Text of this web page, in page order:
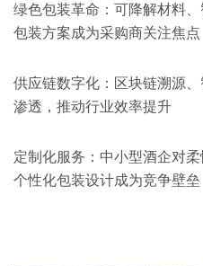
绿色包装革命：可降解材料
包装方案成为采购商关注焦点
供应链数字化：区块链溯源
渗透，推动行业效率提升
定制化服务：中小型酒企对
个性化包装设计成为竞争壁垒